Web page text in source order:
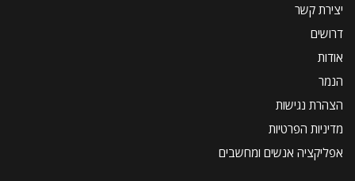
יצירת קשר
דרושים
אודות
הנמר
הצהרת נגישות
מדיניות הפרטיות
אפליקציה אנשים ומחשבים